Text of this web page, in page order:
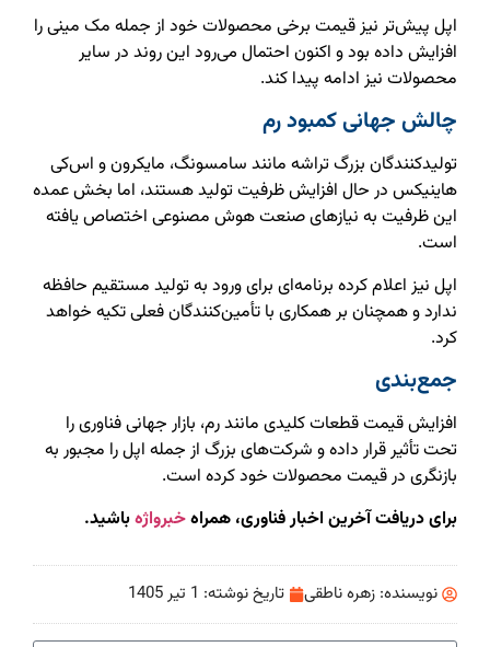
اپل پیش‌تر نیز قیمت برخی محصولات خود از جمله مک مینی را
افزایش داده بود و اکنون احتمال می‌رود این روند در سایر
محصولات نیز ادامه پیدا کند.
چالش جهانی کمبود رم
تولیدکنندگان بزرگ تراشه مانند سامسونگ، مایکرون و اس‌کی
هاینیکس در حال افزایش ظرفیت تولید هستند، اما بخش عمده
این ظرفیت به نیازهای صنعت هوش مصنوعی اختصاص یافته
است.
اپل نیز اعلام کرده برنامه‌ای برای ورود به تولید مستقیم حافظه
ندارد و همچنان بر همکاری با تأمین‌کنندگان فعلی تکیه خواهد
کرد.
جمع‌بندی
افزایش قیمت قطعات کلیدی مانند رم، بازار جهانی فناوری را
تحت تأثیر قرار داده و شرکت‌های بزرگ از جمله اپل را مجبور به
بازنگری در قیمت محصولات خود کرده است.
برای دریافت آخرین اخبار فناوری، همراهخبرواژهباشید.
نویسنده: زهره ناطقی تاریخ نوشته: 1 تیر 1405